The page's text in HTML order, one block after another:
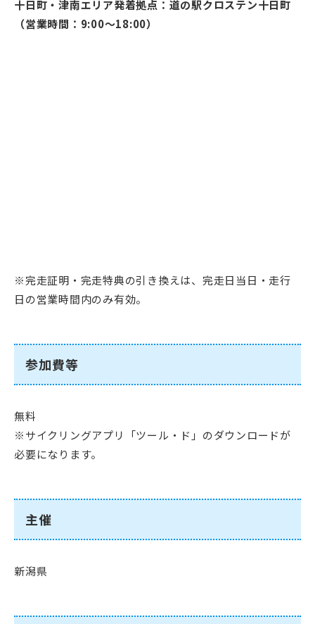
十日町・津南エリア発着拠点：道の駅クロステン十日町
（営業時間：9:00～18:00）
※完走証明・完走特典の引き換えは、完走日当日・走行
日の営業時間内のみ有効。
参加費等
無料
※サイクリングアプリ「ツール・ド」のダウンロードが
必要になります。
主催
新潟県